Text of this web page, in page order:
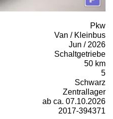
Pkw
Van / Kleinbus
Jun / 2026
Schaltgetriebe
50 km
5
Schwarz
Zentrallager
ab ca. 07.10.2026
2017-394371